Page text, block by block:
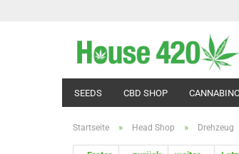
SEEDS CBD SHOP
Startseite » Head Shop » Drehzeug